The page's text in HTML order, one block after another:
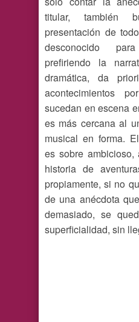
titular, también
presentación de
desconocido
prefiriendo la
dramática, da
acontecimientos
sucedan en escena
es más cercana al
musical en forma.
es sobre
historia de
propiamente, si no
de una anécdota
demasiado, se
superficialidad, sin